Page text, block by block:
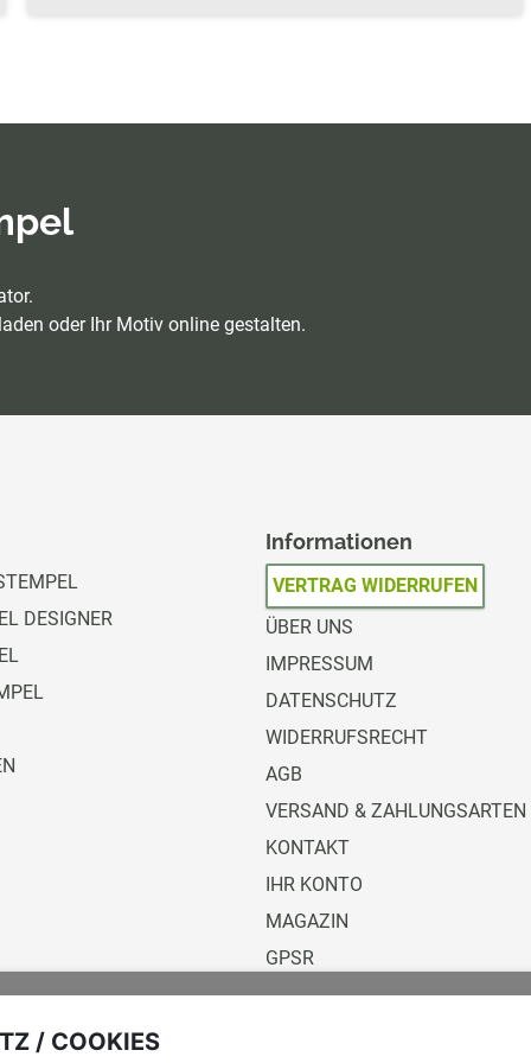
/ COOKIES
oder Ihr Motiv online gestalten.
DESIGNER
Informationen
VERTRAG WIDERRUFEN
ÜBER UNS
IMPRESSUM
DATENSCHUTZ
WIDERRUFSRECHT
AGB
VERSAND & ZAHLUNGSARTEN
KONTAKT
IHR KONTO
MAGAZIN
GPSR